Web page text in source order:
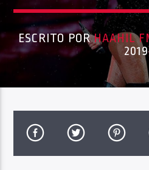
9:00 AM 10:00 AM
ESCRITO PORHAAHIL
2019